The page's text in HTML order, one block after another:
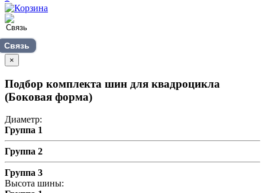
Связь
×
Подбор комплекта шин для квадроцикла
(Боковая форма)
Диаметр:
Группа 1
Группа 2
Группа 3
Высота шины: